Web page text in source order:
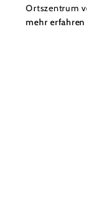
Ortszentrum
mehr erfahren